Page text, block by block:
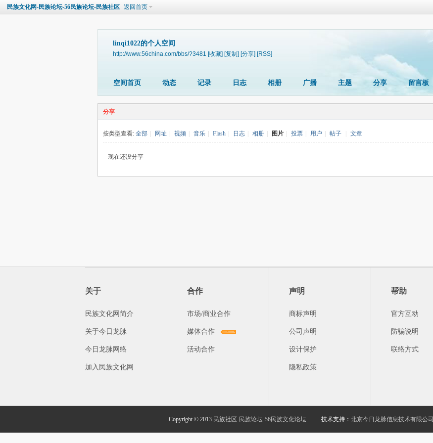
民族文化网-民族论坛-56民族论坛-民族社区 返回首页
linqi1022的个人空间
http://www.56china.com/bbs/?3481 [收藏] [复制] [分享] [RSS]
空间首页 动态 记录 日志 相册 广播 主题 分享 留言板
分享
按类型查看: 全部 网址 视频 音乐 Flash 日志 相册 图片 投票 用户 帖子 文章
现在还没分享
关于
民族文化网简介
关于今日龙脉
今日龙脉网络
加入民族文化网
合作
市场/商业合作
媒体合作
活动合作
声明
商标声明
公司声明
设计保护
隐私政策
帮助
官方互动
防骗说明
联络方式
Copyright © 2013 民族社区-民族论坛-56民族文化论坛 技术支持： 北京今日龙脉信息技术有限公司